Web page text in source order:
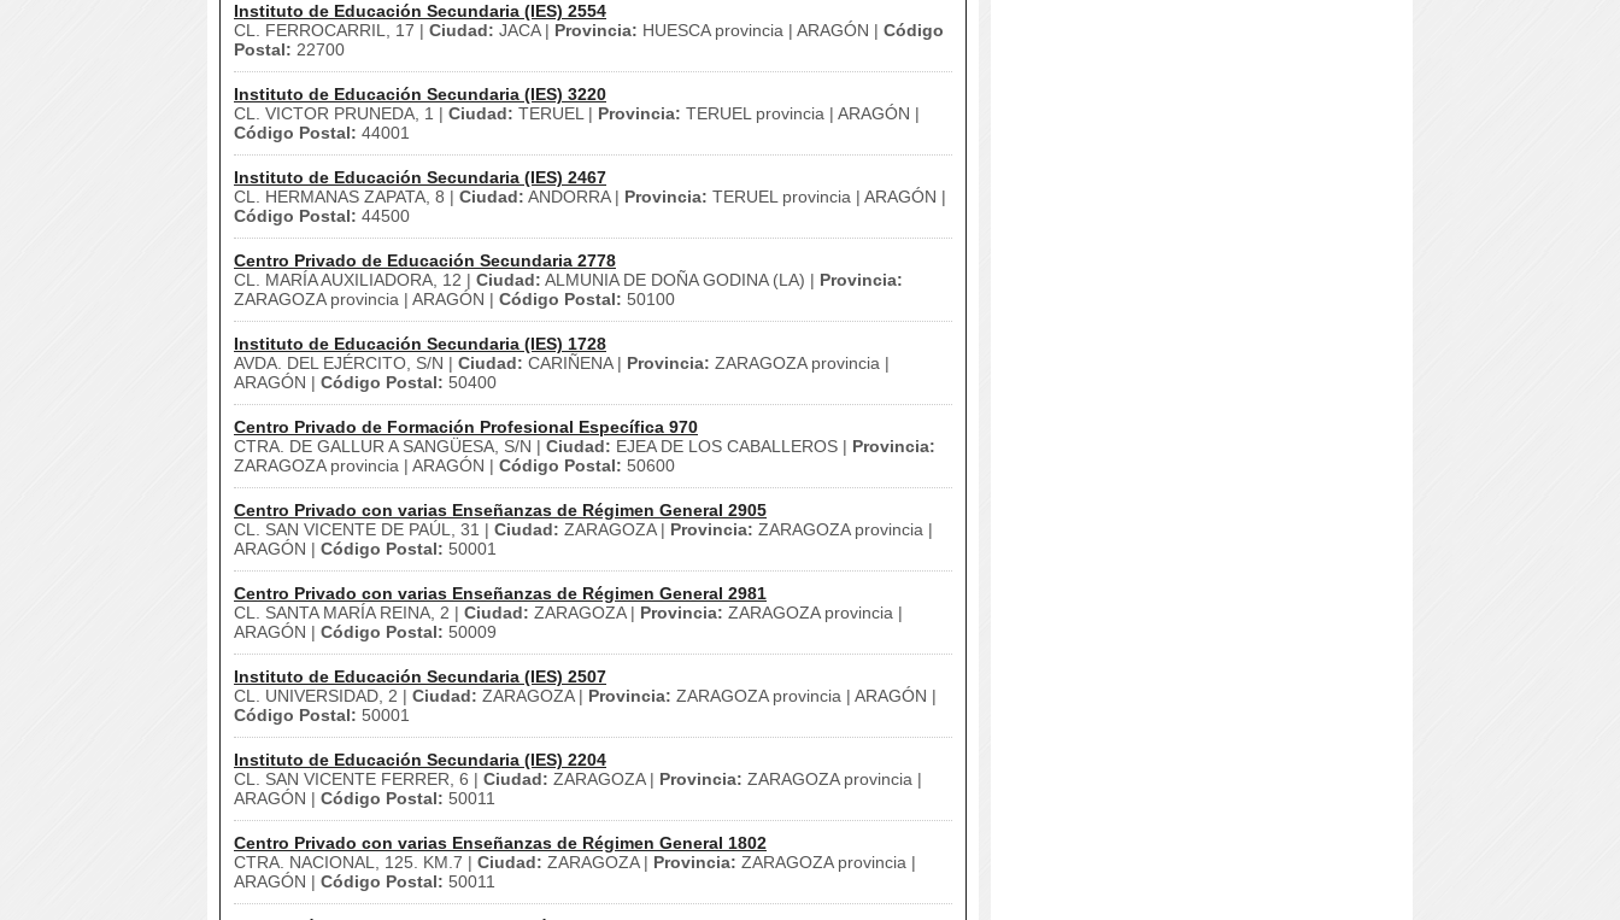
Instituto de Educación Secundaria (IES) 2554
CL. FERROCARRIL, 17 | Ciudad: JACA | Provincia: HUESCA provincia | ARAGÓN | Código
Postal: 22700
Instituto de Educación Secundaria (IES) 3220
CL. VICTOR PRUNEDA, 1 | Ciudad: TERUEL | Provincia: TERUEL provincia | ARAGÓN |
Código Postal: 44001
Instituto de Educación Secundaria (IES) 2467
CL. HERMANAS ZAPATA, 8 | Ciudad: ANDORRA | Provincia: TERUEL provincia | ARAGÓN |
Código Postal: 44500
Centro Privado de Educación Secundaria 2778
CL. MARÍA AUXILIADORA, 12 | Ciudad: ALMUNIA DE DOÑA GODINA (LA) | Provincia:
ZARAGOZA provincia | ARAGÓN | Código Postal: 50100
Instituto de Educación Secundaria (IES) 1728
AVDA. DEL EJÉRCITO, S/N | Ciudad: CARIÑENA | Provincia: ZARAGOZA provincia |
ARAGÓN | Código Postal: 50400
Centro Privado de Formación Profesional Específica 970
CTRA. DE GALLUR A SANGÜESA, S/N | Ciudad: EJEA DE LOS CABALLEROS | Provincia:
ZARAGOZA provincia | ARAGÓN | Código Postal: 50600
Centro Privado con varias Enseñanzas de Régimen General 2905
CL. SAN VICENTE DE PAÚL, 31 | Ciudad: ZARAGOZA | Provincia: ZARAGOZA provincia |
ARAGÓN | Código Postal: 50001
Centro Privado con varias Enseñanzas de Régimen General 2981
CL. SANTA MARÍA REINA, 2 | Ciudad: ZARAGOZA | Provincia: ZARAGOZA provincia |
ARAGÓN | Código Postal: 50009
Instituto de Educación Secundaria (IES) 2507
CL. UNIVERSIDAD, 2 | Ciudad: ZARAGOZA | Provincia: ZARAGOZA provincia | ARAGÓN |
Código Postal: 50001
Instituto de Educación Secundaria (IES) 2204
CL. SAN VICENTE FERRER, 6 | Ciudad: ZARAGOZA | Provincia: ZARAGOZA provincia |
ARAGÓN | Código Postal: 50011
Centro Privado con varias Enseñanzas de Régimen General 1802
CTRA. NACIONAL, 125. KM.7 | Ciudad: ZARAGOZA | Provincia: ZARAGOZA provincia |
ARAGÓN | Código Postal: 50011